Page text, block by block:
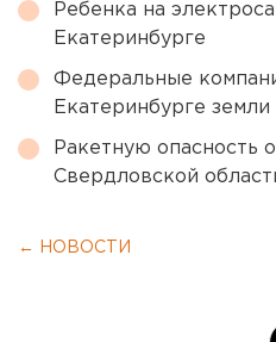
Ребенка на
Екатеринбурге
Федеральные
Екатеринбурге
Ракетную опасность
Свердловской
← НОВОСТИ